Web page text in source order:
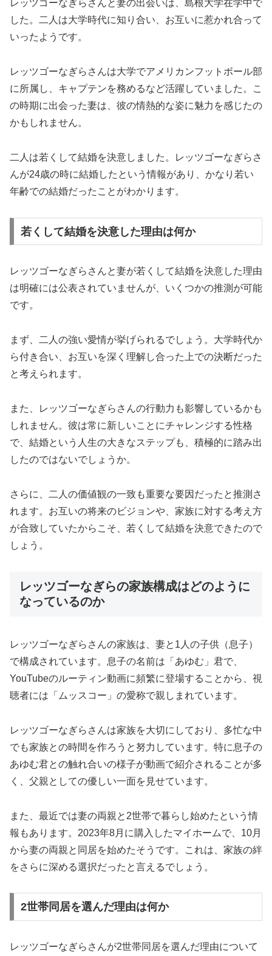
レッツゴーなぎらさんと妻の出会いは、島根大学在学中で
した。二人は大学時代に知り合い、お互いに惹かれ合って
いったようです。
レッツゴーなぎらさんは大学でアメリカンフットボール部
に所属し、キャプテンを務めるなど活躍していました。こ
の時期に出会った妻は、彼の情熱的な姿に魅力を感じたの
かもしれません。
二人は若くして結婚を決意しました。レッツゴーなぎらさ
んが24歳の時に結婚したという情報があり、かなり若い
年齢での結婚だったことがわかります。
若くして結婚を決意した理由は何か
レッツゴーなぎらさんと妻が若くして結婚を決意した理由
は明確には公表されていませんが、いくつかの推測が可能
です。
まず、二人の強い愛情が挙げられるでしょう。大学時代か
ら付き合い、お互いを深く理解し合った上での決断だった
と考えられます。
また、レッツゴーなぎらさんの行動力も影響しているかも
しれません。彼は常に新しいことにチャレンジする性格
で、結婚という人生の大きなステップも、積極的に踏み出
したのではないでしょうか。
さらに、二人の価値観の一致も重要な要因だったと推測さ
れます。お互いの将来のビジョンや、家族に対する考え方
が合致していたからこそ、若くして結婚を決意できたので
しょう。
レッツゴーなぎらの家族構成はどのように
なっているのか
レッツゴーなぎらさんの家族は、妻と1人の子供（息子）
で構成されています。息子の名前は「あゆむ」君で、
YouTubeのルーティン動画に頻繁に登場することから、視
聴者には「ムッスコー」の愛称で親しまれています。
レッツゴーなぎらさんは家族を大切にしており、多忙な中
でも家族との時間を作ろうと努力しています。特に息子の
あゆむ君との触れ合いの様子が動画で紹介されることが多
く、父親としての優しい一面を見せています。
また、最近では妻の両親と2世帯で暮らし始めたという情
報もあります。2023年8月に購入したマイホームで、10月
から妻の両親と同居を始めたそうです。これは、家族の絆
をさらに深める選択だったと言えるでしょう。
2世帯同居を選んだ理由は何か
レッツゴーなぎらさんが2世帯同居を選んだ理由について